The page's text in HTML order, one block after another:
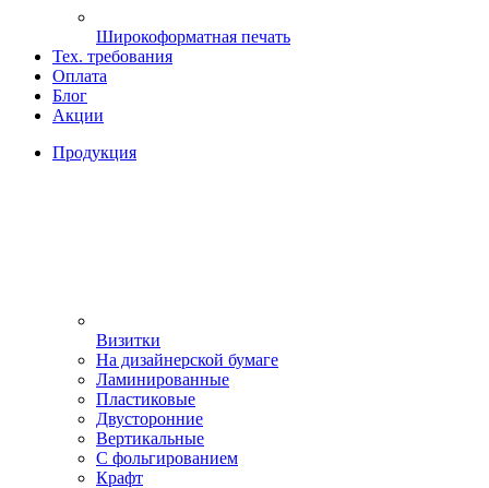
Широкоформатная печать
Тех. требования
Оплата
Блог
Акции
Продукция
Визитки
На дизайнерской бумаге
Ламинированные
Пластиковые
Двусторонние
Вертикальные
С фольгированием
Крафт